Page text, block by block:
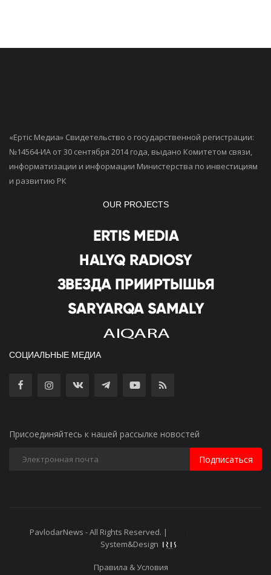
«Ертiс Медиа» Свидетельство о государственной регистрации:
№14564-ИА от 30 сентября 2014 года, выдано Комитетом связи,
информатизации и информации Министерства по инвестициям
и развитию РК
OUR PROJECTS
СОЦИАЛЬНЫЕ МЕДИА
Присоединяйтесь к нашей рассылке новостей
Подписаться
PavlodarNews - All Rights Reserved. |
System&Design
Правила & Условия